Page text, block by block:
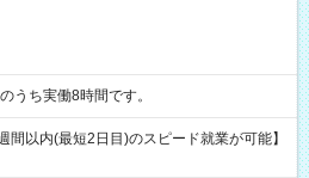
※表記のうち実働8時間です。
間以内(最短2日目)のスピード就業が可能】